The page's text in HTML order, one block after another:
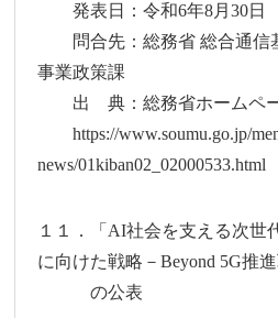
発表日：令和6年8月30日
問合先：総務省 総合通信
事業政策課
出 典：総務省ホームペ
https://www.soumu.go.jp/
news/01kiban02_02000533.html
１１．「AI社会を支える次世
に向けた戦略－Beyond 5G推進
の公表